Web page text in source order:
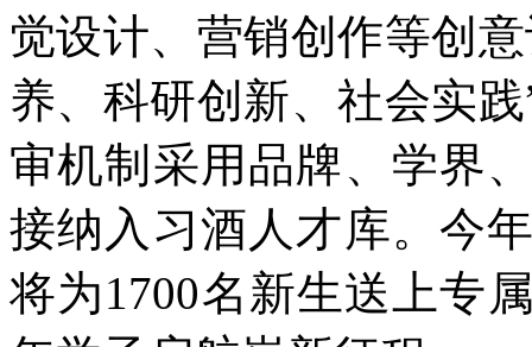
觉设计、营销创作等创
养、科研创新、社会实
审机制采用品牌、学界
接纳入习酒人才库。今
将为1700名新生送上专